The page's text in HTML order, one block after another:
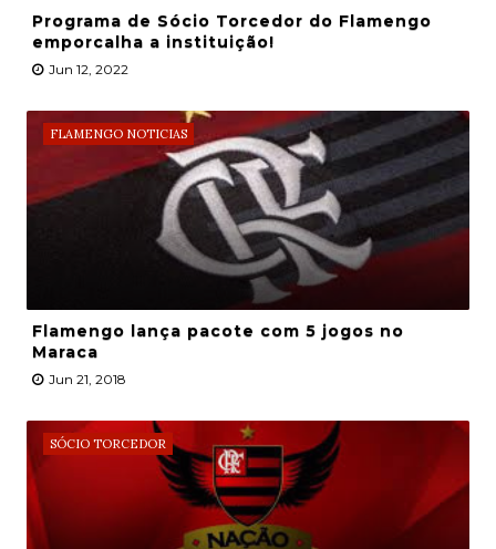
Programa de Sócio Torcedor do Flamengo
emporcalha a instituição!
Jun 12, 2022
FLAMENGO NOTICIAS
Flamengo lança pacote com 5 jogos no
Maraca
Jun 21, 2018
SÓCIO TORCEDOR